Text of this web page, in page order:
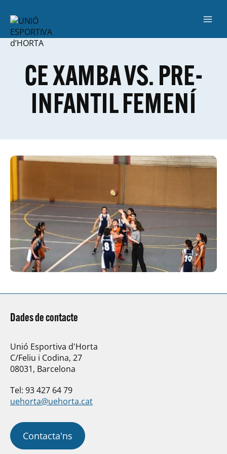
CE XAMBA VS. PRE-
INFANTIL FEMENÍ
Dades de contacte
Unió Esportiva d'Horta
C/Feliu i Codina, 27
08031, Barcelona
Tel: 93 427 64 79
uehorta@uehorta.cat
Contacta'ns